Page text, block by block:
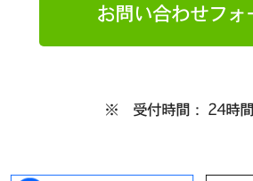
お問い合わせフォ
※ 受付時間： 24時